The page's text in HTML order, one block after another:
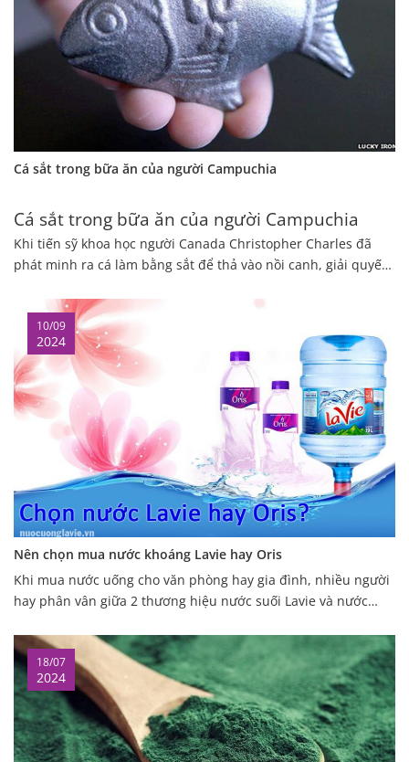
Cá sắt trong bữa ăn của người Campuchia
Cá sắt trong bữa ăn của người Campuchia
Khi tiến sỹ khoa học người Canada Christopher Charles đã
phát minh ra cá làm bằng sắt để thả vào nồi canh, giải quyết
Nên chọn mua nước khoáng Lavie hay Oris
10/09
2024
Khi mua nước uống cho văn phòng hay gia đình, nhiều người
hay phân vân giữa 2 thương hiệu nước suối Lavie và nước
tìm hiểu về bài viết
18/07
2024